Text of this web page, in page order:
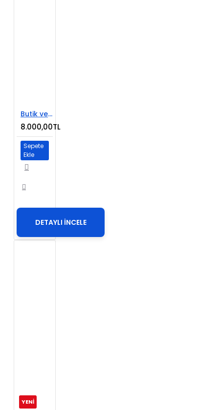
Butik ve Aksesuar E-Ticaret Sitesi
8.000,00TL
Sepete
Ekle
DETAYLI İNCELE
YENİ